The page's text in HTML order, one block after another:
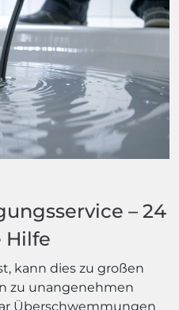
– 24
Hilfe
kann dies zu großen
zu unangenehmen
Überschwemmungen